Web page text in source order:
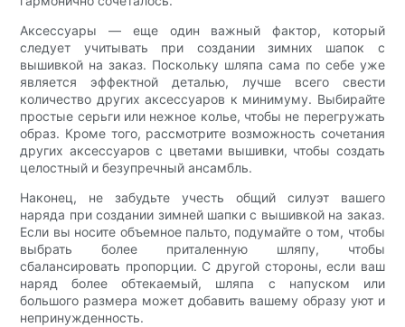
Аксессуары — еще один важный фактор, который
следует учитывать при создании зимних шапок с
вышивкой на заказ. Поскольку шляпа сама по себе уже
является эффектной деталью, лучше всего свести
количество других аксессуаров к минимуму. Выбирайте
простые серьги или нежное колье, чтобы не перегружать
образ. Кроме того, рассмотрите возможность сочетания
других аксессуаров с цветами вышивки, чтобы создать
целостный и безупречный ансамбль.
Наконец, не забудьте учесть общий силуэт вашего
наряда при создании зимней шапки с вышивкой на заказ.
Если вы носите объемное пальто, подумайте о том, чтобы
выбрать более приталенную шляпу, чтобы
сбалансировать пропорции. С другой стороны, если ваш
наряд более обтекаемый, шляпа с напуском или
большого размера может добавить вашему образу уют и
непринужденность.